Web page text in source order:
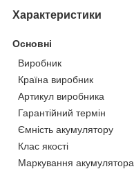
Характеристики
Основні
Виробник
Країна виробник
Артикул виробника
Гарантійний термін
Ємність акумулятору
Клас якості
Маркування акумулятора